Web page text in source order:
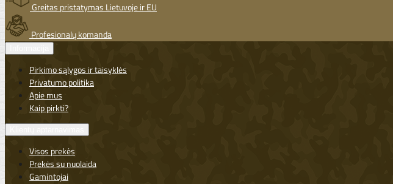
Greitas pristatymas Lietuvoje ir EU
Profesionalų komanda
Pirkimo sąlygos ir taisyklės
Privatumo politika
Apie mus
Kaip pirkti?
Visos prekės
Prekės su nuolaida
Gamintojai